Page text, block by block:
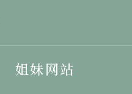
姐妹网站